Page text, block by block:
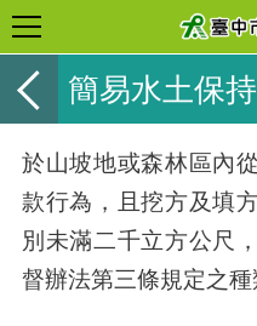
簡易水土保
於山坡地或森林區內
款行為，且挖方及填
別未滿二千立方公尺
督辦法第三條規定之種